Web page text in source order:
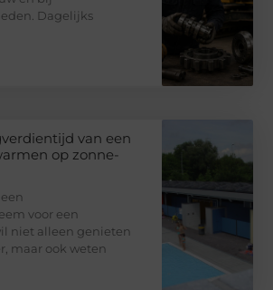
Dagelijks
van een
op zonne-
voor een
niet alleen genieten
maar ook weten